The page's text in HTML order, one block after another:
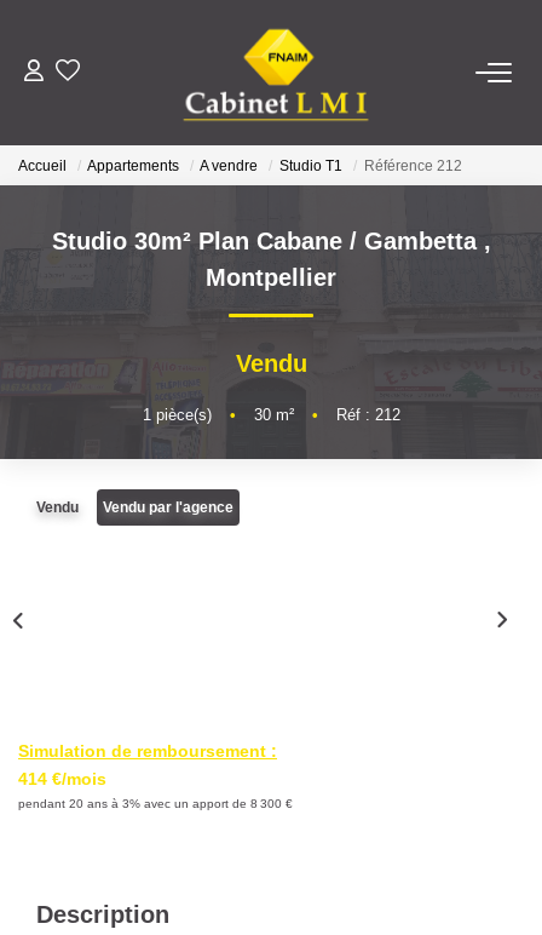
ACHETER
ESTIMER
NOTRE AGENCE
Notre Équipe
CONTACT
EN
Accueil Appartements A vendre Studio T1 Référence 212
Studio 30m² Plan Cabane / Gambetta ,
Montpellier
Vendu
1 pièce(s) • 30m² • Réf : 212
Vendu Vendu par l'agence
Simulation de remboursement :
414 €/mois
pendant 20 ans à 3% avec un apport de 8 300 €
Description